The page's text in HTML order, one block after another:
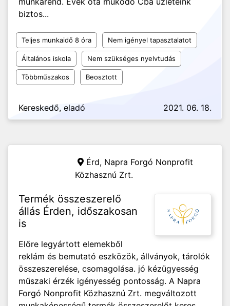
biztos...
Teljes munkaidő 8 óra Nem igényel tapasztalatot
Általános iskola Nem szükséges nyelvtudás
Többműszakos Beosztott
Kereskedő, eladó 2021. 06. 18.
Érd, Napra Forgó Nonprofit
Közhasznú Zrt.
Termék összeszerelő
állás Érden, időszakosan
is
Előre legyártott elemekből
reklám és bemutató eszközök, állványok, tárolók
összeszerelése, csomagolása. jó kézügyesség
műszaki érzék igényesség pontosság. A Napra
Forgó Nonprofit Közhasznú Zrt. megváltozott